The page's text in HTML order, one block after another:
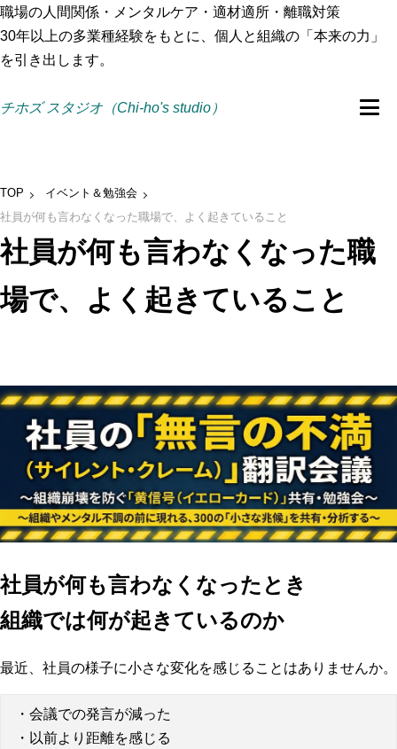
職場の人間関係・メンタルケア・適材適所・離職対策
30年以上の多業種経験をもとに、個人と組織の「本来の力」
を引き出します。
チホズ スタジオ（Chi-ho's studio）
TOP
イベント＆勉強会
社員が何も言わなくなった職場で、よく起きていること
社員が何も言わなくなった職
場で、よく起きていること
社員が何も言わなくなったとき
組織では何が起きているのか
最近、社員の様子に小さな変化を感じることはありませんか。
・会議での発言が減った
・以前より距離を感じる